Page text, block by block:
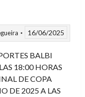
16/06/2025
BALBI
18:00 HORAS
DE COPA
DE 2025 A LAS